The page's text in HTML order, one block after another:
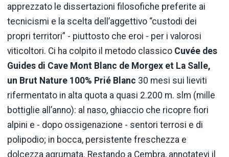
apprezzato le dissertazioni filosofiche preferite ai
tecnicismi e la scelta dell’aggettivo “custodi dei
propri territori” - piuttosto che eroi - per i valorosi
viticoltori. Ci ha colpito il metodo classico Cuvée des
Guides di Cave Mont Blanc de Morgex et La Salle,
un Brut Nature 100% Prié Blanc 30 mesi sui lieviti
rifermentato in alta quota a quasi 2.200 m. slm (mille
bottiglie all’anno): al naso, ghiaccio che ricopre fiori
alpini e - dopo ossigenazione - sentori terrosi e di
polipodio; in bocca, persistente freschezza e
dolcezza agrumata. Restando a Cembra, annotatevi il